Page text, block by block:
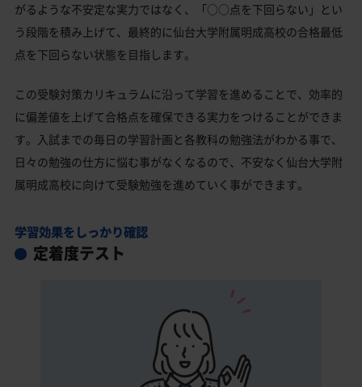
がるような不安定な実力ではなく、「○○点を下回らない」とい
う段階を積み上げて、最終的に仙台大学附属明成高校の合格最低
点を下回らない状態を目指します。
この受験対策カリキュラムに沿って学習を進めることで、効率的
に偏差値を上げて合格点を確保できる実力をつけることができま
す。入試までの毎日の学習計画と各教科の勉強法がわかる事で、
日々の勉強の仕方に悩む事がなくなるので、不安なく仙台大学附
属明成高校に向けて受験勉強を進めていく事ができます。
学習効果をしっかり確認
定着度テスト